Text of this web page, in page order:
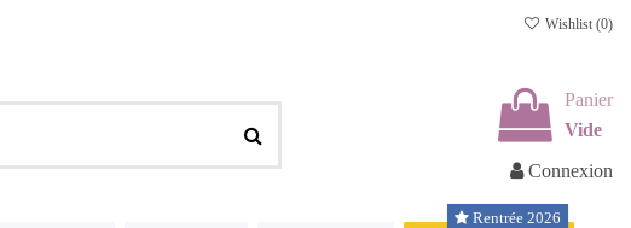
Wishlist (0)
Panier
Vide
Connexion
Rentrée 2026